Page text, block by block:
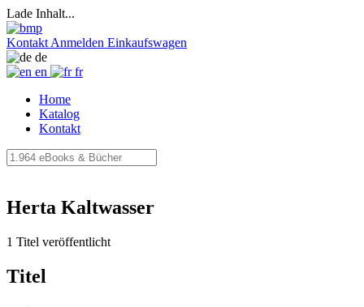
Lade Inhalt...
Kontakt Anmelden Einkaufswagen
de
en
fr
Home
Katalog
Kontakt
Herta Kaltwasser
1 Titel veröffentlicht
Titel